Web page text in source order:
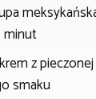
minut
z
smaku